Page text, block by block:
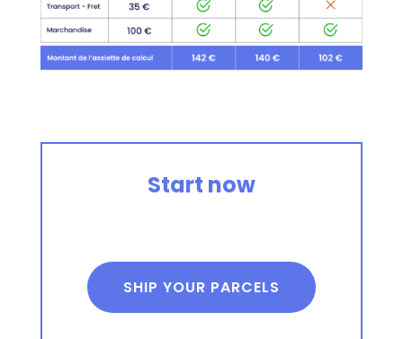
Start now
SHIP YOUR PARCELS